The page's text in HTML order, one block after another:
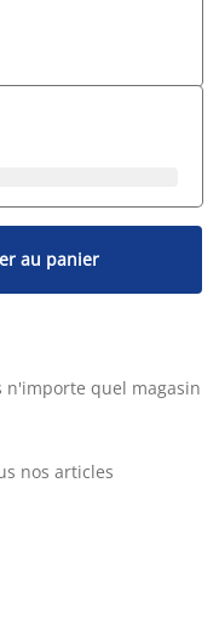
au panier
n'importe quel magasin
nos articles